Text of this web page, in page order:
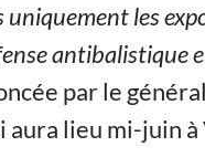
uniquement les
antibalistique
par le
aura lieu mi-juin